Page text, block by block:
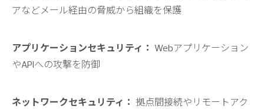
アなどメール経由の脅威から組織を保護
アプリケーションセキュリティ： Webアプリケーション
やAPIへの攻撃を防御
ネットワークセキュリティ： 拠点間接続やリモートアク